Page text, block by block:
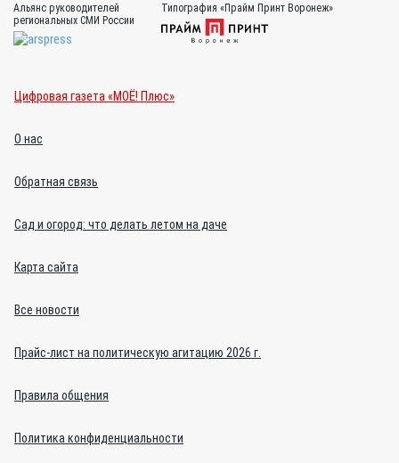
Альянс руководителей
региональных СМИ России
Типография «Прайм Принт Воронеж»
Цифровая газета «МОЁ! Плюс»
О нас
Обратная связь
Сад и огород: что делать летом на даче
Карта сайта
Все новости
Прайс-лист на политическую агитацию 2026 г.
Правила общения
Политика конфиденциальности